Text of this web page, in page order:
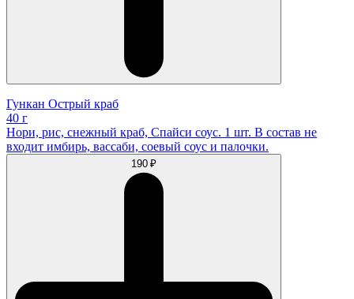
Гункан Острый краб
40 г
Нори, рис, снежный краб, Спайси соус. 1 шт. В состав не
входит имбирь, вассаби, соевый соус и палочки.
190 ₽